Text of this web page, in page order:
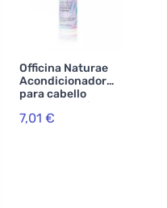
Officina Naturae
Acondicionador
para cabello
ondulado y rizado
BIO (150 ml)
7,01 €